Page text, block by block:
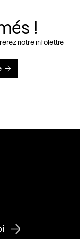
!
notre infolettre